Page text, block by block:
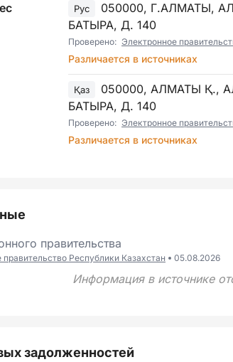
Рус
050000, Г.АЛМАТЫ,
БАТЫРА, Д. 140
Проверено: Электронное
Различается в источниках
Қаз
050000, АЛМАТЫ Қ.,
БАТЫРА, Д. 140
Проверено: Электронное
Различается в источниках
правительства
правительство Республики Казахстан 05.08.2026
Информация в источнике
задолженностей